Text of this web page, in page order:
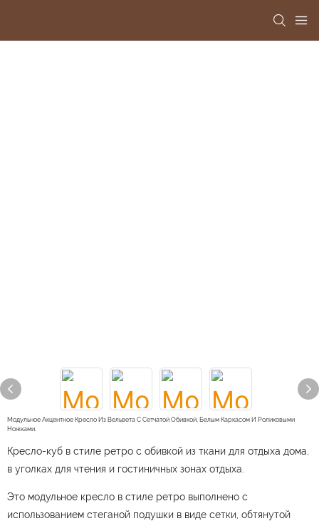
Модульное Акцентное Кресло Из Вельвета С Сетчатой ​​обивкой, Белым Каркасом И Роликовыми
Ножками.
Кресло-куб в стиле ретро с обивкой из ткани для отдыха дома,
в уголках для чтения и гостиничных зонах отдыха.
Это модульное кресло в стиле ретро выполнено с
использованием стеганой подушки в виде сетки, обтянутой